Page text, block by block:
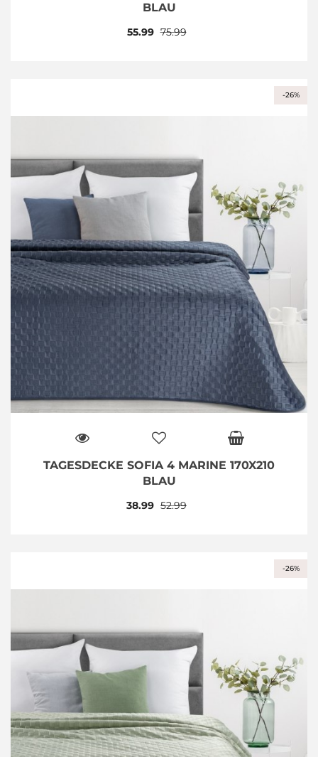
BLAU
75.99
55.99
TAGESDECKE SOFIA 4 MARINE 170X210
BLAU
52.99
-26%
38.99
-26%